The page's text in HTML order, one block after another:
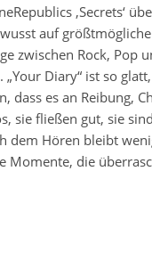
,Secrets‘
auf
zwischen Rock, Pop
„Your Diary“ ist so
dass es an Reibung,
sie fließen gut, sie
dem Hören bleibt
Momente, die